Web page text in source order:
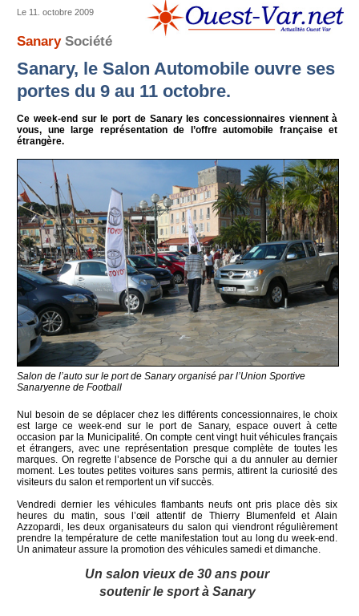
Le 11. octobre 2009
SanarySociété
Sanary, le Salon Automobile ouvre ses
portes du 9 au 11 octobre.
Ce week-end sur le port de Sanary les concessionnaires viennent à
vous, une large représentation de l’offre automobile française et
étrangère.
Salon de l’auto sur le port de Sanary organisé par l’Union Sportive
Sanaryenne de Football
Nul besoin de se déplacer chez les différents concessionnaires, le choix
est large ce week-end sur le port de Sanary, espace ouvert à cette
occasion par la Municipalité. On compte cent vingt huit véhicules français
et étrangers, avec une représentation presque complète de toutes les
marques. On regrette l’absence de Porsche qui a du annuler au dernier
moment. Les toutes petites voitures sans permis, attirent la curiosité des
visiteurs du salon et remportent un vif succès.
Vendredi dernier les véhicules flambants neufs ont pris place dès six
heures du matin, sous l’œil attentif de Thierry Blumenfeld et Alain
Azzopardi, les deux organisateurs du salon qui viendront régulièrement
prendre la température de cette manifestation tout au long du week-end.
Un animateur assure la promotion des véhicules samedi et dimanche.
Un salon vieux de 30 ans pour
soutenir le sport à Sanary